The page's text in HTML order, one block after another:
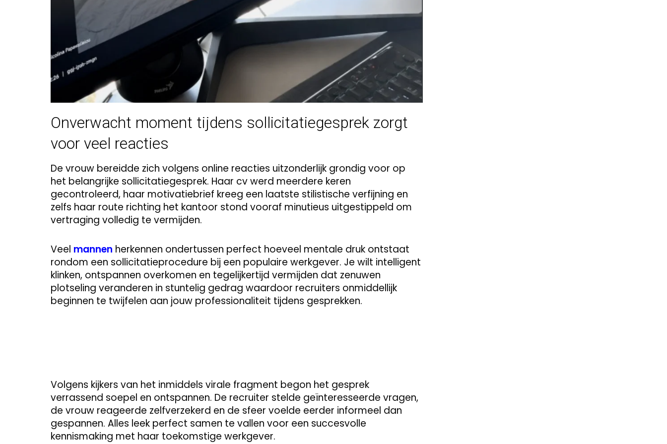
Onverwacht moment tijdens sollicitatiegesprek zorgt
voor veel reacties
De vrouw bereidde zich volgens online reacties uitzonderlijk grondig voor op
het belangrijke sollicitatiegesprek. Haar cv werd meerdere keren
gecontroleerd, haar motivatiebrief kreeg een laatste stilistische verfijning en
zelfs haar route richting het kantoor stond vooraf minutieus uitgestippeld om
vertraging volledig te vermijden.
Veel mannen herkennen ondertussen perfect hoeveel mentale druk ontstaat
rondom een sollicitatieprocedure bij een populaire werkgever. Je wilt intelligent
klinken, ontspannen overkomen en tegelijkertijd vermijden dat zenuwen
plotseling veranderen in stuntelig gedrag waardoor recruiters onmiddellijk
beginnen te twijfelen aan jouw professionaliteit tijdens gesprekken.
Volgens kijkers van het inmiddels virale fragment begon het gesprek
verrassend soepel en ontspannen. De recruiter stelde geïnteresseerde vragen,
de vrouw reageerde zelfverzekerd en de sfeer voelde eerder informeel dan
gespannen. Alles leek perfect samen te vallen voor een succesvolle
kennismaking met haar toekomstige werkgever.